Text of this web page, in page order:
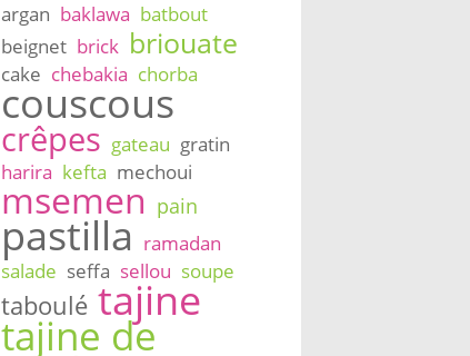
argan baklawa batbout
beignet brick briouate
cake chebakia chorba
couscous
crêpes gateau gratin
harira kefta mechoui
msemen pain
pastilla ramadan
salade seffa sellou soupe
taboulé tajine
tajine de